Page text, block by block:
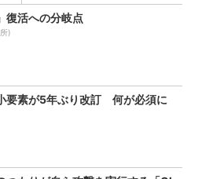
復活への分岐点
)
要素が5年ぶり改訂 何が必須に